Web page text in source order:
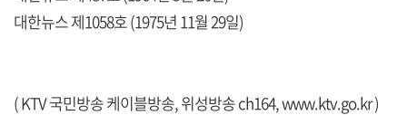
대한뉴스 제1058호 (1975년 11월 29일)
( KTV 국민방송 케이블방송, 위성방송 ch164,www.ktv.go.kr)